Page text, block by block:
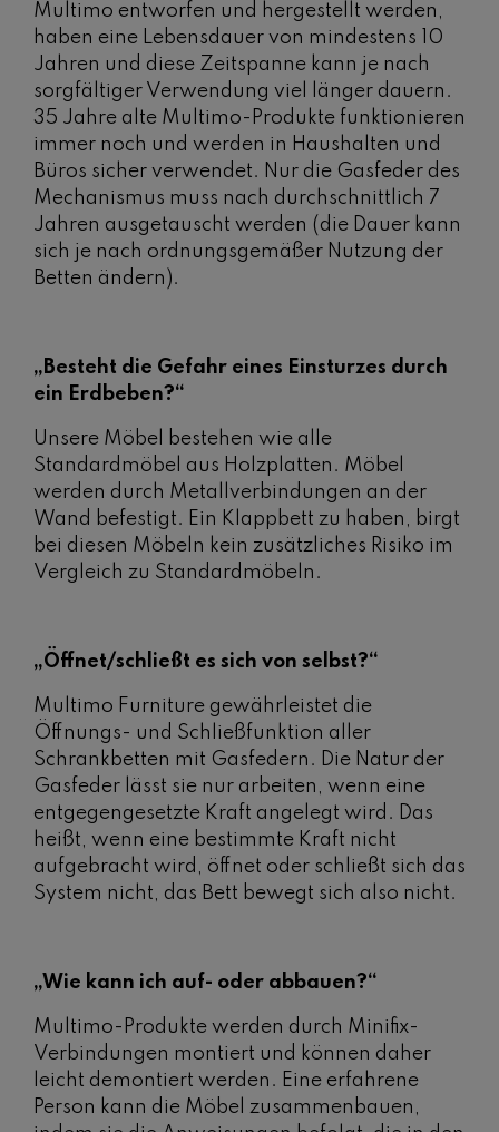
Multimo entworfen und hergestellt werden,
haben eine Lebensdauer von mindestens 10
Jahren und diese Zeitspanne kann je nach
sorgfältiger Verwendung viel länger dauern.
35 Jahre alte Multimo-Produkte funktionieren
immer noch und werden in Haushalten und
Büros sicher verwendet. Nur die Gasfeder des
Mechanismus muss nach durchschnittlich 7
Jahren ausgetauscht werden (die Dauer kann
sich je nach ordnungsgemäßer Nutzung der
Betten ändern).
„Besteht die Gefahr eines Einsturzes durch
ein Erdbeben?“
Unsere Möbel bestehen wie alle
Standardmöbel aus Holzplatten. Möbel
werden durch Metallverbindungen an der
Wand befestigt. Ein Klappbett zu haben, birgt
bei diesen Möbeln kein zusätzliches Risiko im
Vergleich zu Standardmöbeln.
„Öffnet/schließt es sich von selbst?“
Multimo Furniture gewährleistet die
Öffnungs- und Schließfunktion aller
Schrankbetten mit Gasfedern. Die Natur der
Gasfeder lässt sie nur arbeiten, wenn eine
entgegengesetzte Kraft angelegt wird. Das
heißt, wenn eine bestimmte Kraft nicht
aufgebracht wird, öffnet oder schließt sich das
System nicht, das Bett bewegt sich also nicht.
„Wie kann ich auf- oder abbauen?“
Multimo-Produkte werden durch Minifix-
Verbindungen montiert und können daher
leicht demontiert werden. Eine erfahrene
Person kann die Möbel zusammenbauen,